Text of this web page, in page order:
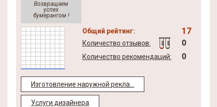
Возвращаем
успех
бумерангом !
Общий рейтинг: 17
Количество отзывов: 0
Количество рекомендаций: 0
Изготовление наружной рекла...
Услуги дизайнера